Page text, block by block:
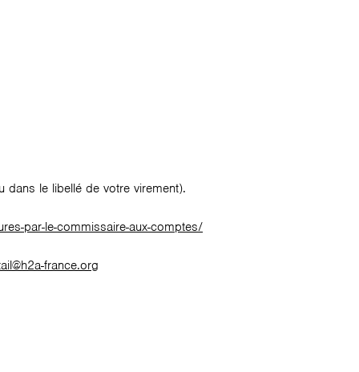
dans le libellé de votre virement).
par-le-commissaire-aux-comptes/
france.org